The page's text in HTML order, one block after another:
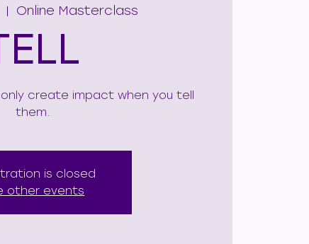
|
Online Masterclass
only create impact when you tell
them.
is closed
other events